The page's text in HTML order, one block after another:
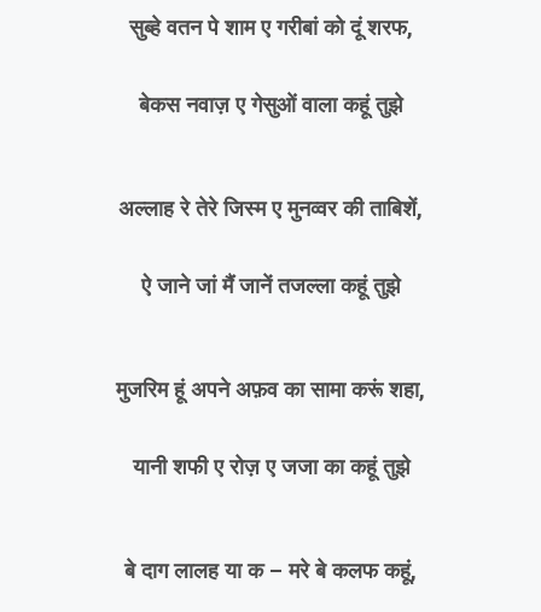
सुब्हे वतन पे शाम ए गरीबां को दूं शरफ,
बेकस नवाज़ ए गेसुओं वाला कहूं तुझे
अल्लाह रे तेरे जिस्म ए मुनव्वर की ताबिशें,
ऐ जाने जां मैं जानें तजल्ला कहूं तुझे
मुजरिम हूं अपने अफ़व का सामा करूं शहा,
यानी शफी ए रोज़ ए जजा का कहूं तुझे
बे दाग लालह या क – मरे बे कलफ कहूं,